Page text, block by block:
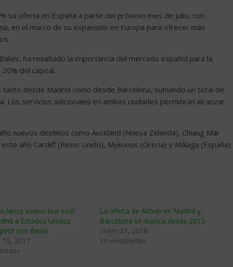
su oferta en España a partir del próximo mes de julio, con
en el marco de su expansión en Europa para ofrecer más
ha resaltado la importancia del mercado español para la
del capital.
desde Madrid como desde Barcelona, sumando un total de
Los servicios adicionales en ambas ciudades permitirán alcanzar
nuevos destinos como Auckland (Nueva Zelanda), Chiang Mai
año Cardiff (Reino Unido), Mykonos (Grecia) y Málaga (España).
lanza vuelos low cost
a Estados Unidos
con Iberia
15, 2017
La oferta de Airbnb en Madrid y
Barcelona se duplica desde 2015
mayo 21, 2018
En «Hoteleria»